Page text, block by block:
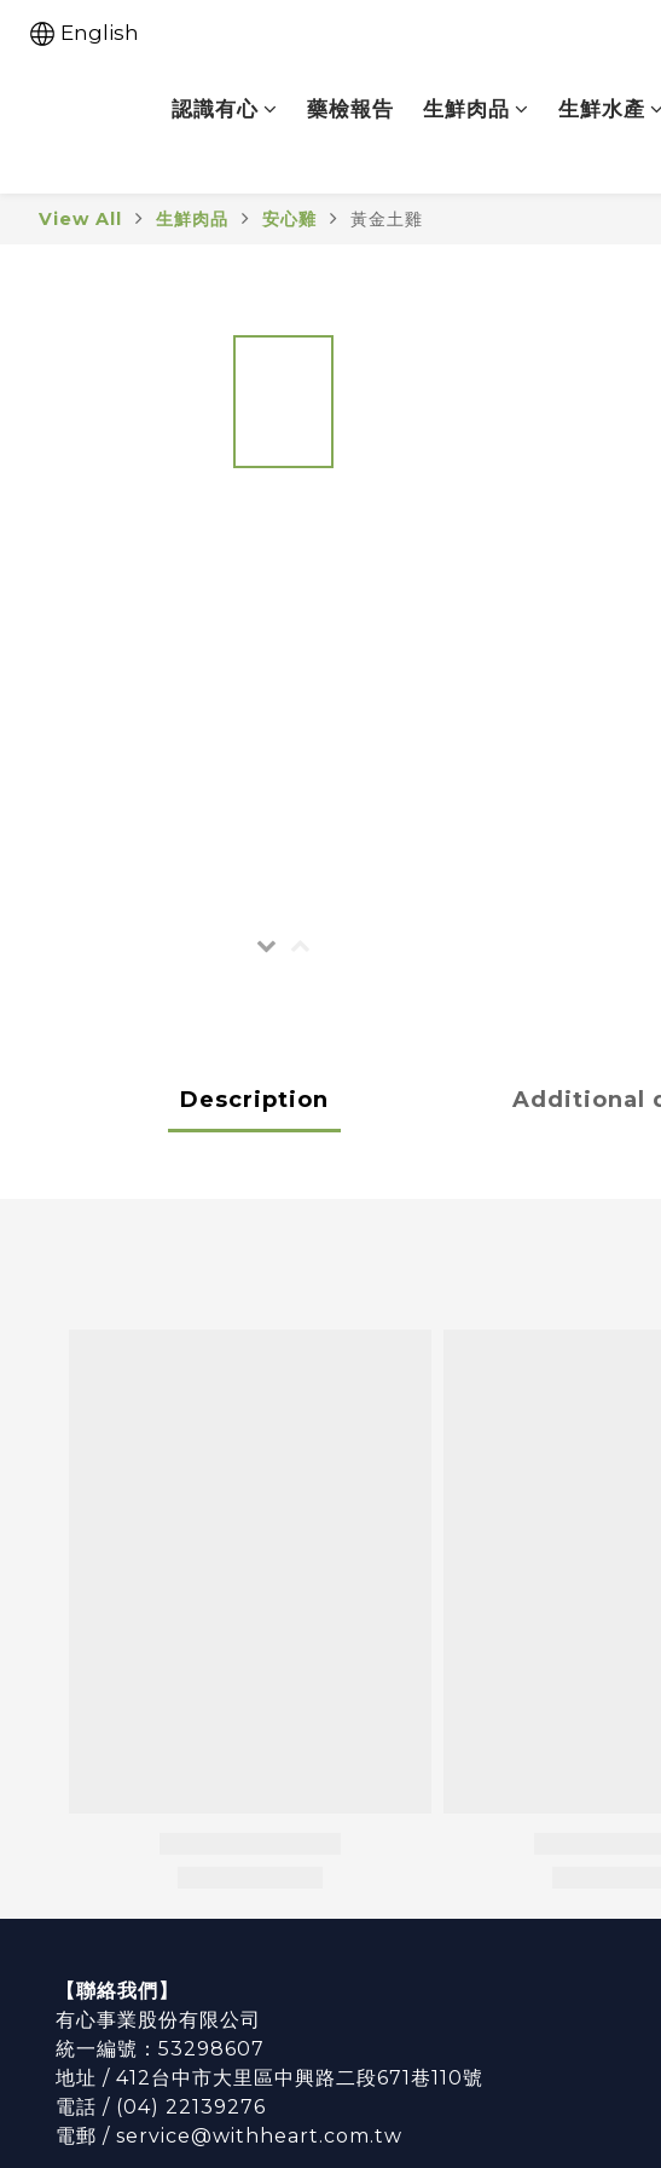
English
認識有心 藥檢報告 生鮮肉品 生鮮水產
View All 生鮮肉品 安心雞 黃金土雞
Description Additional
【聯絡我們】
有心事業股份有限公司
統一編號：53298607
地址 / 412台中市大里區中興路二段671巷110號
電話 / (04) 22139276
電郵 / service@withheart.com.tw